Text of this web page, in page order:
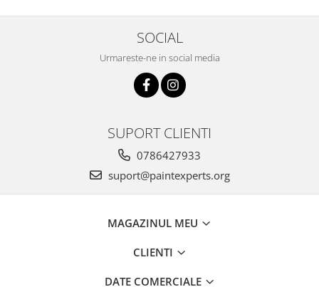
SOCIAL
Urmareste-ne in social media
SUPORT CLIENTI
0786427933
suport@paintexperts.org
MAGAZINUL MEU
CLIENTI
DATE COMERCIALE